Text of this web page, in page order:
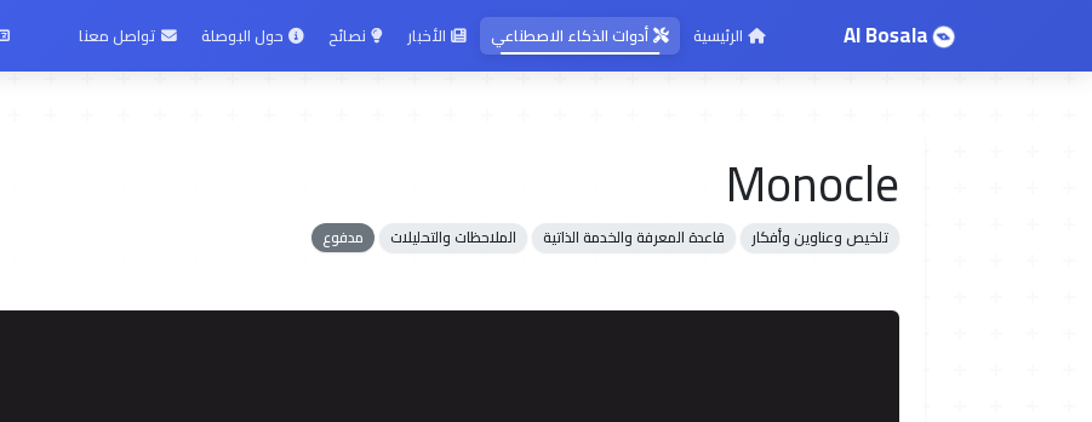
AI Bosala الرئيسية أدوات الذكاء الاصطناعي الأخبار نصائح حول البوصلة تواصل معنا
Monocle
تلخيص وعناوين وأفكار قاعدة المعرفة والخدمة الذاتية الملاحظات والتحليلات مدفوع